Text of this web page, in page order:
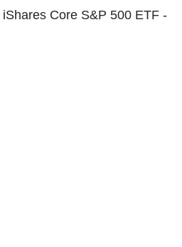
iShares Core S&P 500 ETF -